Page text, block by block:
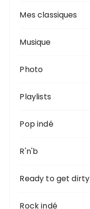
Mes classiques
Musique
Photo
Playlists
Pop indé
R'n'b
Ready to get dirty
Rock indé